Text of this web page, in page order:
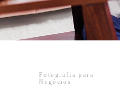
Fotografia para
Negócios